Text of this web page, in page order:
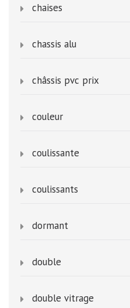
chaises
chassis alu
châssis pvc prix
couleur
coulissante
coulissants
dormant
double
double vitrage